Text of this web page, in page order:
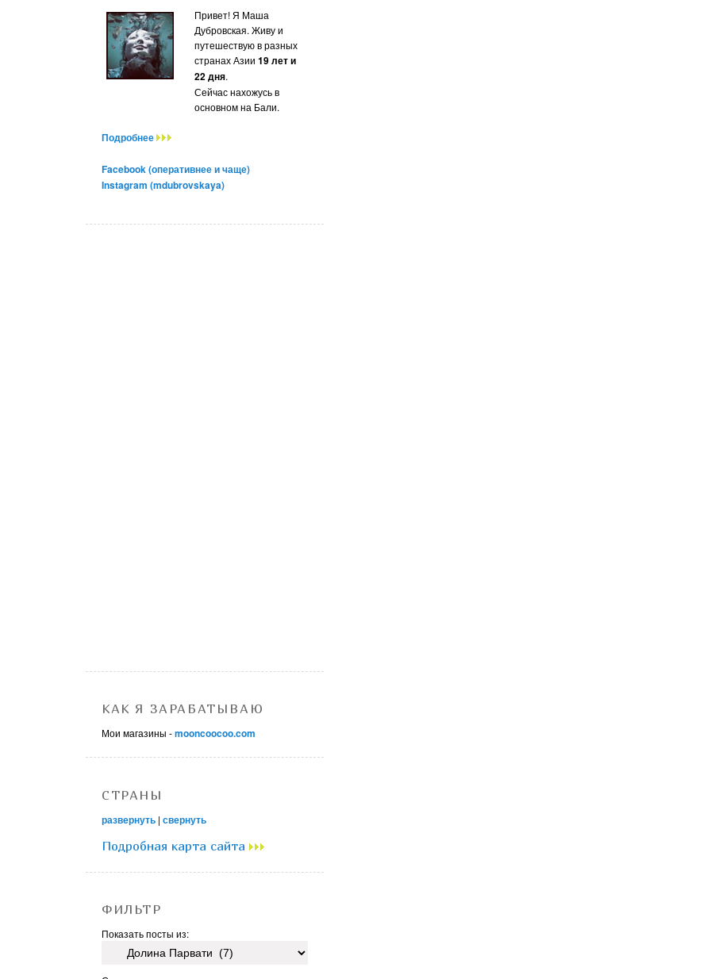
Привет! Я Маша
Дубровская. Живу и
путешествую в разных
странах Азии 19 лет и
22 дня.
Сейчас нахожусь в
основном на Бали.
Подробнее
Facebook (оперативнее и чаще)
Instagram (mdubrovskaya)
КАК Я ЗАРАБАТЫВАЮ
Мои магазины -mooncoocoo.com
СТРАНЫ
развернуть | свернуть
Подробная карта сайта
ФИЛЬТР
Показать посты из: